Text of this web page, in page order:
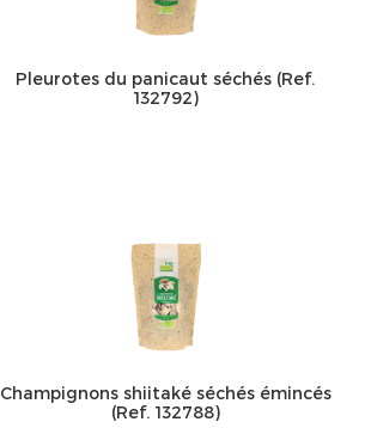
Pleurotes du panicaut séchés (Ref.
132792)
Champignons shiitaké séchés émincés
(Ref. 132788)